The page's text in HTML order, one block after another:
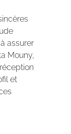
assurer
Mouny,
et